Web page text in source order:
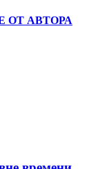
ОТ АВТОРА